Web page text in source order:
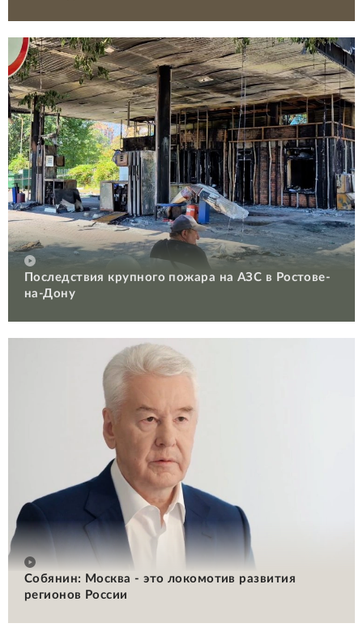
Последствия крупного пожара на АЗС в Ростове-
на-Дону
Собянин: Москва - это локомотив развития
регионов России